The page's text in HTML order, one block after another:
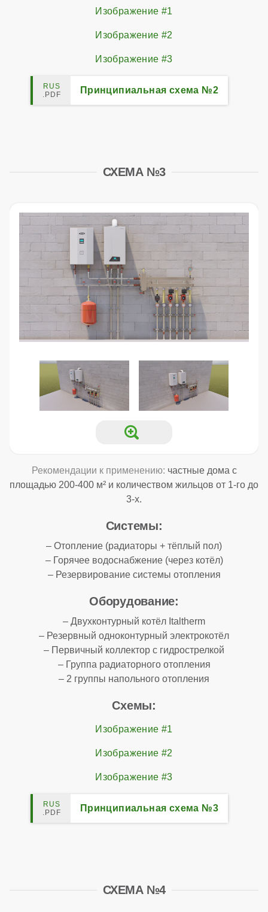
Изображение #1
Изображение #2
Изображение #3
Принципиальная схема №2
СХЕМА №3
Рекомендации к применению: частные дома с
площадью 200-400 м² и количеством жильцов от 1-го до
3-х.
Системы:
– Отопление (радиаторы + тёплый пол)
– Горячее водоснабжение (через котёл)
– Резервирование системы отопления
Оборудование:
– Двухконтурный котёл Italtherm
– Резервный одноконтурный электрокотёл
– Первичный коллектор с гидрострелкой
– Группа радиаторного отопления
– 2 группы напольного отопления
Схемы:
Изображение #1
Изображение #2
Изображение #3
Принципиальная схема №3
СХЕМА №4